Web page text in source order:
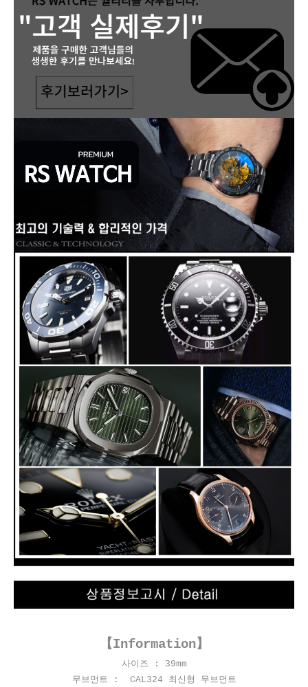
【Information】
사이즈 : 39mm
무브먼트 : CAL324 최신형 무브먼트